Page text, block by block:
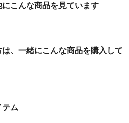
こんな商品を見ています
、一緒にこんな商品を購入して
テム